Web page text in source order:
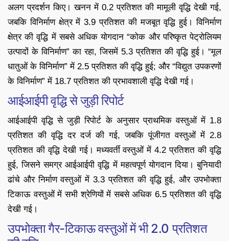
अलग प्रदर्शन किए। खनन में 0.2 प्रतिशत की मामूली वृद्धि देखी गई,
जबकि विनिर्माण क्षेत्र में 3.9 प्रतिशत की मजबूत वृद्धि हुई। विनिर्माण
क्षेत्र की वृद्धि में सबसे अधिक योगदान “कोक और परिष्कृत पेट्रोलियम
उत्पादों के विनिर्माण” का रहा, जिसमें 5.3 प्रतिशत की वृद्धि हुई। “मूल
धातुओं के विनिर्माण” में 2.5 प्रतिशत की वृद्धि हुई; और “विद्युत उपकरणों
के विनिर्माण” में 18.7 प्रतिशत की प्रभावशाली वृद्धि देखी गई।
आईआईपी वृद्धि से जुड़ी रिपोर्ट
आईआईपी वृद्धि से जुड़ी रिपोर्ट के अनुसार प्राथमिक वस्तुओं में 1.8
प्रतिशत की वृद्धि दर दर्ज की गई, जबकि पूंजीगत वस्तुओं में 2.8
प्रतिशत की वृद्धि देखी गई। मध्यवर्ती वस्तुओं में 4.2 प्रतिशत की वृद्धि
हुई, जिसने समग्र आईआईपी वृद्धि में महत्वपूर्ण योगदान दिया। बुनियादी
ढांचे और निर्माण वस्तुओं में 3.3 प्रतिशत की वृद्धि हुई, और उपभोक्ता
टिकाऊ वस्तुओं में सभी श्रेणियों में सबसे अधिक 6.5 प्रतिशत की वृद्धि
देखी गई।
उपभोक्ता गैर-टिकाऊ वस्तुओं में भी 2.0 प्रतिशत